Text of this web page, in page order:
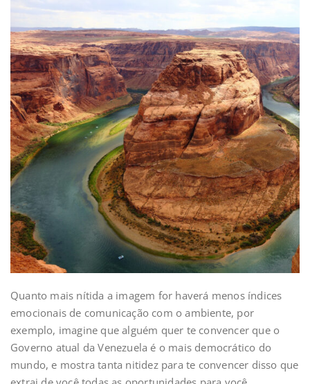
Quanto mais nítida a imagem for haverá menos índices
emocionais de comunicação com o ambiente, por
exemplo, imagine que alguém quer te convencer que o
Governo atual da Venezuela é o mais democrático do
mundo, e mostra tanta nitidez para te convencer disso que